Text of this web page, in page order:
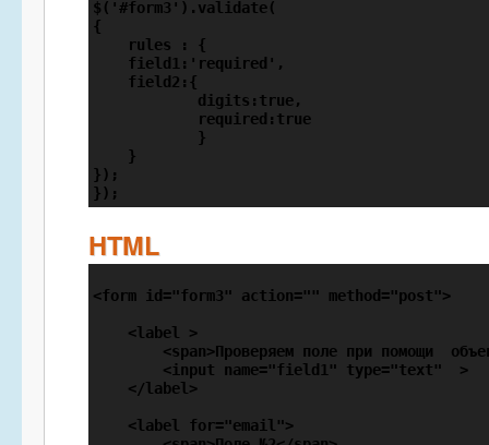
$('#form3').validate(
{
    rules : {
    field1:'required',
    field2:{
            digits:true,
            required:true
            }
    }
});
});
HTML
<form id="form3" action="" method="post">
    <label >
<span>Проверяем поле при помощи
        <input name="field1" type="text"  >
    </label>
    <label for="email">